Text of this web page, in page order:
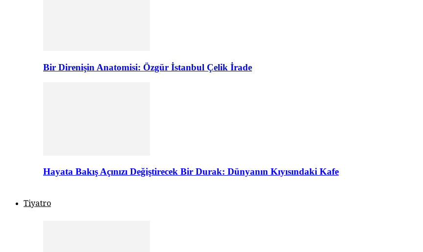
Bir Direnişin Anatomisi: Özgür İstanbul Çelik İrade
Hayata Bakış Açınızı Değiştirecek Bir Durak: Dünyanın Kıyısındaki Kafe
Tiyatro